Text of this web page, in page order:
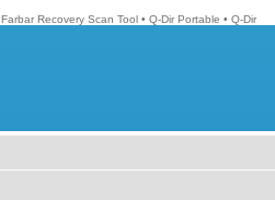
Farbar Recovery Scan Tool • Q-Dir Portable • Q-Dir